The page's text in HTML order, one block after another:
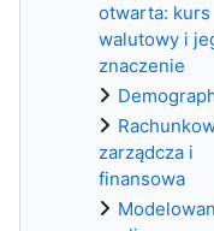
otwarta: kurs
walutowy i
znaczenie
zarządcza i
finansowa